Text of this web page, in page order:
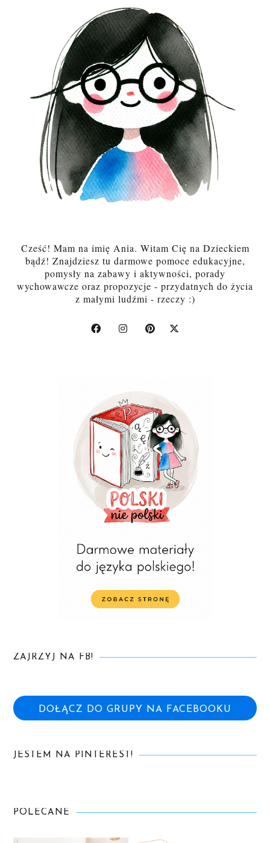
Cześć! Mam na imię Ania. Witam Cię na Dzieckiem
bądź! Znajdziesz tu darmowe pomoce edukacyjne,
pomysły na zabawy i aktywności, porady
wychowawcze oraz propozycje - przydatnych do życia
z małymi ludźmi - rzeczy :)
ZAJRZYJ NA FB!
DOŁĄCZ DO GRUPY NA FACEBOOKU
JESTEM NA PINTEREST!
POLECANE